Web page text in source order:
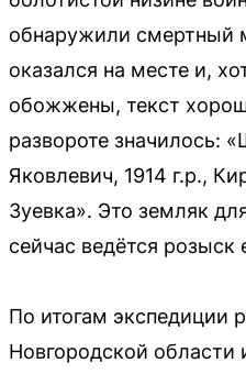
обнаружили смертный
оказался на месте и,
обожжены, текст
развороте значилось:
Яковлевич, 1914 г.р.,
Зуевка». Это земляк
сейчас ведётся розыск
По итогам экспедиции
Новгородской области